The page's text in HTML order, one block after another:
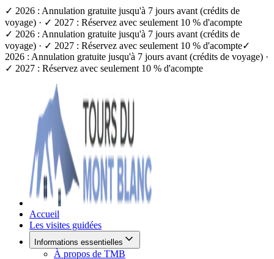
✓ 2026 : Annulation gratuite jusqu'à 7 jours avant (crédits de
voyage) · ✓ 2027 : Réservez avec seulement 10 % d'acompte
✓ 2026 : Annulation gratuite jusqu'à 7 jours avant (crédits de
voyage) · ✓ 2027 : Réservez avec seulement 10 % d'acompte✓
2026 : Annulation gratuite jusqu'à 7 jours avant (crédits de voyage) ·
✓ 2027 : Réservez avec seulement 10 % d'acompte
Accueil
Les visites guidées
Informations essentielles
À propos de TMB